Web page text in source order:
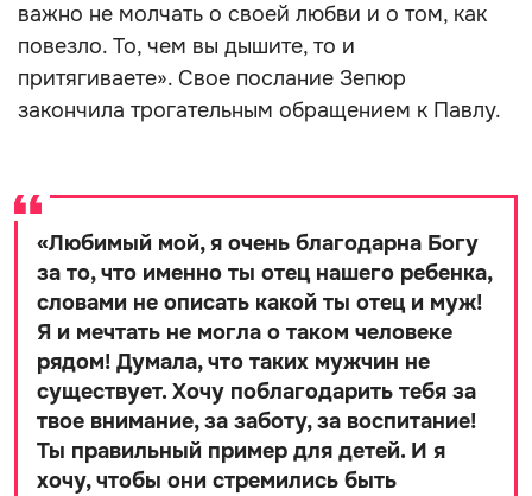
важно не молчать о своей любви и о том, как
повезло. То, чем вы дышите, то и
притягиваете». Свое послание Зепюр
закончила трогательным обращением к Павлу.
«Любимый мой, я очень благодарна Богу
за то, что именно ты отец нашего ребенка,
словами не описать какой ты отец и муж!
Я и мечтать не могла о таком человеке
рядом! Думала, что таких мужчин не
существует. Хочу поблагодарить тебя за
твое внимание, за заботу, за воспитание!
Ты правильный пример для детей. И я
хочу, чтобы они стремились быть